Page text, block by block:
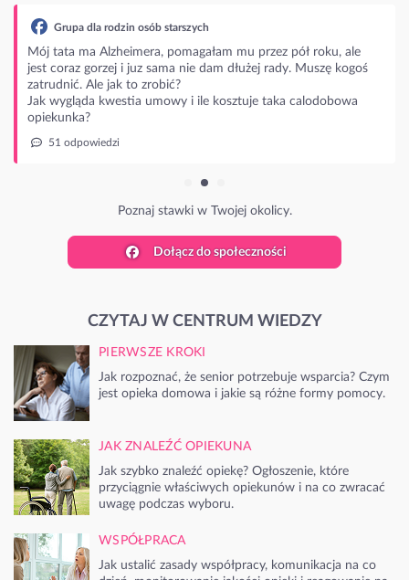
Grupa dla rodzin osób starszych
Mój tata ma Alzheimera, pomagałam mu przez pół roku, ale
jest coraz gorzej i juz sama nie dam dłużej rady. Muszę kogoś
zatrudnić. Ale jak to zrobić?
Jak wygląda kwestia umowy i ile kosztuje taka calodobowa
opiekunka?
51 odpowiedzi
Poznaj stawki w Twojej okolicy.
Dołącz do społeczności
CZYTAJ W CENTRUM WIEDZY
PIERWSZE KROKI
Jak rozpoznać, że senior potrzebuje wsparcia? Czym
jest opieka domowa i jakie są różne formy pomocy.
JAK ZNALEŹĆ OPIEKUNA
Jak szybko znaleźć opiekę? Ogłoszenie, które
przyciągnie właściwych opiekunów i na co zwracać
uwagę podczas wyboru.
WSPÓŁPRACA
Jak ustalić zasady współpracy, komunikacja na co